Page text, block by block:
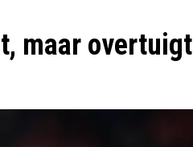
maar overtuigt